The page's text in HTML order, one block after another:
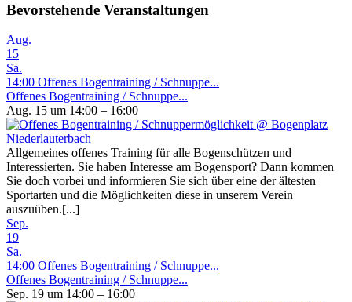
Bevorstehende Veranstaltungen
Aug.
15
Sa.
14:00 Offenes Bogentraining / Schnuppe...
Offenes Bogentraining / Schnuppe...
Aug. 15 um 14:00 – 16:00
Allgemeines offenes Training für alle Bogenschützen und
Interessierten. Sie haben Interesse am Bogensport? Dann kommen
Sie doch vorbei und informieren Sie sich über eine der ältesten
Sportarten und die Möglichkeiten diese in unserem Verein
auszuüben.[...]
Sep.
19
Sa.
14:00 Offenes Bogentraining / Schnuppe...
Offenes Bogentraining / Schnuppe...
Sep. 19 um 14:00 – 16:00